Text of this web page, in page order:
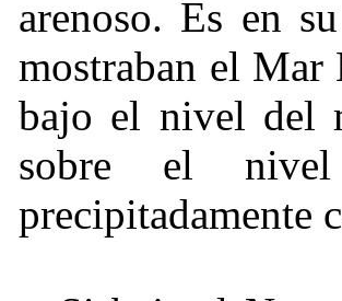
arenoso. Es en
mostraban el Mar
bajo el nivel del
sobre el
precipitadamente